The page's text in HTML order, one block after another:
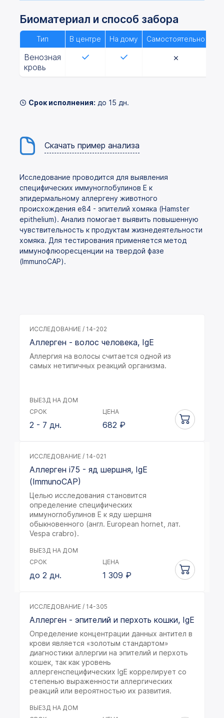
Биоматериал и способ забора
Тип В центре На дому Самостоятельно
Венозная
кровь
Срок исполнения: до 15 дн.
Скачать пример анализа
Исследование проводится для выявления
специфических иммуноглобулинов E к
эпидермальному аллергену животного
происхождения e84 - эпителий хомяка (Hamster
epithelium). Анализ помогает выявить повышенную
чувствительность к продуктам жизнедеятельности
хомяка. Для тестирования применяется метод
иммунофлюоресценции на твердой фазе
(ImmunоCAP).
ИССЛЕДОВАНИЕ / 14-202
Аллерген - волос человека, IgE
Аллергия на волосы считается одной из
самых нетипичных реакций организма.
ВЫЕЗД НА ДОМ
СРОК
2 - 7 дн.
ЦЕНА
682 ₽
ИССЛЕДОВАНИЕ / 14-021
Аллерген i75 - яд шершня, IgE
(ImmunoCAP)
Целью исследования становится
определение специфических
иммуноглобулинов E к яду шершня
обыкновенного (англ. European hornet, лат.
Vespa crabro).
ВЫЕЗД НА ДОМ
СРОК
до 2 дн.
ЦЕНА
1 309 ₽
ИССЛЕДОВАНИЕ / 14-305
Аллерген - эпителий и перхоть кошки, IgE
Определение концентрации данных антител в
крови является «золотым стандартом»
диагностики аллергии на эпителий и перхоть
кошек, так как уровень
аллергенспецифических IgE коррелирует со
степенью выраженности аллергических
реакций или вероятностью их развития.
ВЫЕЗД НА ДОМ